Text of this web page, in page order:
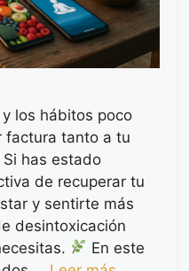
los hábitos poco
factura tanto a tu
has estado
de recuperar tu
y sentirte más
desintoxicación
En este